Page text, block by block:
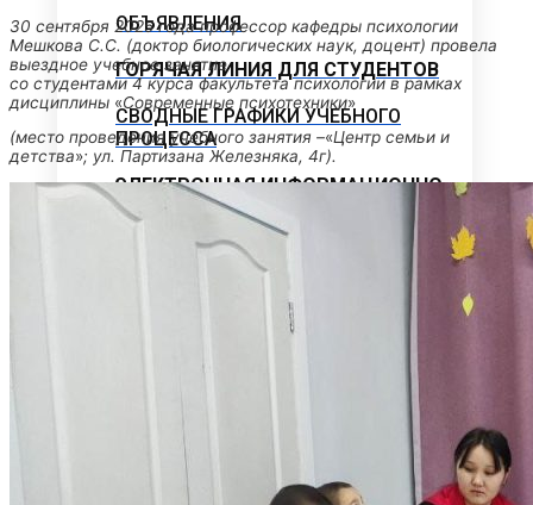
ОБЪЯВЛЕНИЯ
ГОРЯЧАЯ ЛИНИЯ ДЛЯ СТУДЕНТОВ
СВОДНЫЕ ГРАФИКИ УЧЕБНОГО
ПРОЦЕССА
ЭЛЕКТРОННАЯ ИНФОРМАЦИОННО-
ОБРАЗОВАТЕЛЬНАЯ СРЕДА
МЕТОДИЧЕСКИЙ КАБИНЕТ
Методические материалы
Рабочие программы практик
30 сентября 2025 года профессор кафедры психологии
Мешкова С.С. (доктор биологических наук, доцент) провела
выездное учебное занятие
со студентами 4 курса факультета психологии в рамках
дисциплины «Современные психотехники»
(место проведения учебного занятия –«Центр семьи и
детства»; ул. Партизана Железняка, 4г).